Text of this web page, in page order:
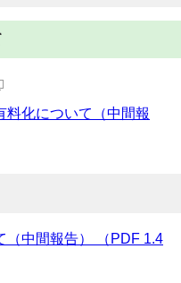
化について（中間報
（中間報告） （PDF 1.4